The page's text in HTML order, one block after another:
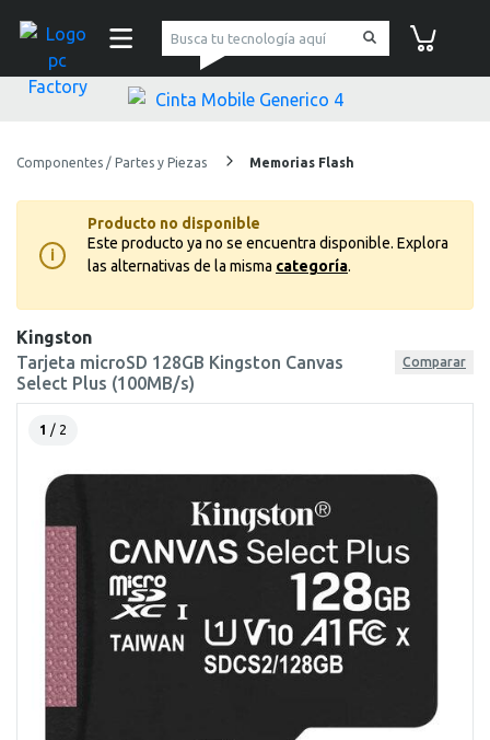
pc Factory
Componentes / Partes y Piezas Memorias Flash
i
Producto no disponible
Este producto ya no se encuentra disponible. Explora
las alternativas de la misma categoría.
Kingston
Tarjeta microSD 128GB Kingston Canvas
Select Plus (100MB/s)
Comparar
1 / 2